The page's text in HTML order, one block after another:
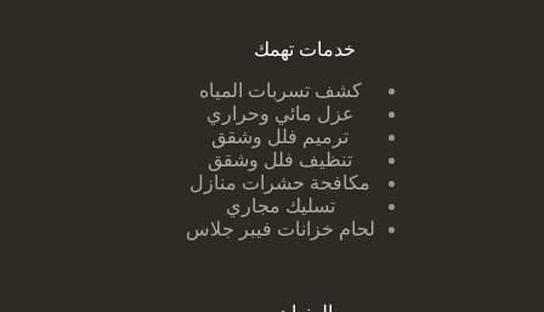
خدمات تهمك
كشف تسربات ا لمياه
عزل مائي وحراري
ترميم فلل وشقق
تنظيف فلل وشقق
مكافحة حشرات منازل
تسليك مجاري
لحام خزانات فيبر جلاس